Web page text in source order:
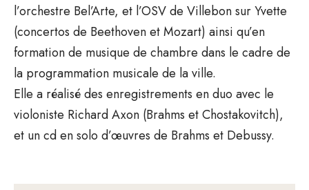
l’orchestre Bel’Arte, et l’OSV de Villebon sur Yvette
(concertos de Beethoven et Mozart) ainsi qu’en
formation de musique de chambre dans le cadre de
la programmation musicale de la ville.
Elle a réalisé des enregistrements en duo avec le
violoniste Richard Axon (Brahms et Chostakovitch),
et un cd en solo d’œuvres de Brahms et Debussy.